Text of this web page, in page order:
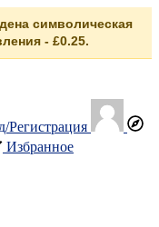
символическая
- £0.25.
Регистрация
Избранное